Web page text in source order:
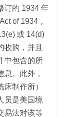
订的 1934 年
of 1934，
或 14(d)
收购，并且
中包含的所
。此外，
制作所）
员是美国境
易法对该等